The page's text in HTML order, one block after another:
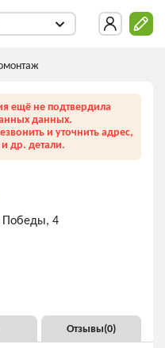
ещё не подтвердила
данных.
и уточнить адрес,
др. детали.
Победы, 4
Отзывы(0)